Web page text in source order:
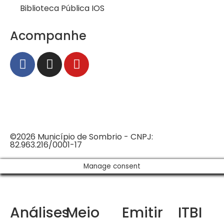
Biblioteca Pública IOS
Acompanhe
©2026 Município de Sombrio - CNPJ:
82.963.216/0001-17
Manage consent
AnálisesMeio
Emitir
ITBI